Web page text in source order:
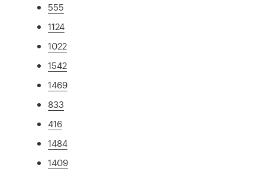
555
1124
1022
1542
1469
833
416
1484
1409